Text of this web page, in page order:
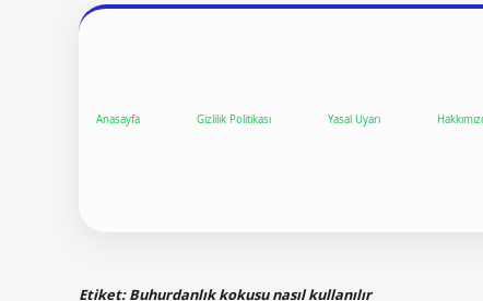
Anasayfa Gizlilik Politikası Yasal Uyarı
Etiket:Buhurdanlık kokusu nasıl kullanılır